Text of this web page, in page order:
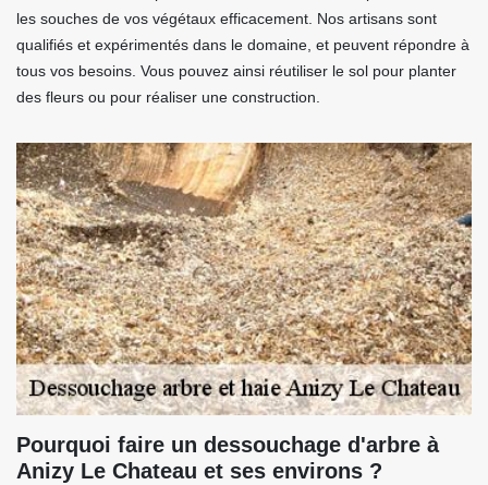
les souches de vos végétaux efficacement. Nos artisans sont
qualifiés et expérimentés dans le domaine, et peuvent répondre à
tous vos besoins. Vous pouvez ainsi réutiliser le sol pour planter
des fleurs ou pour réaliser une construction.
Pourquoi faire un dessouchage d'arbre à
Anizy Le Chateau et ses environs ?